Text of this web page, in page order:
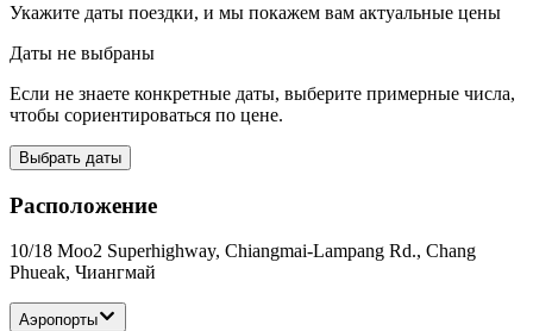
Укажите даты поездки, и мы покажем вам актуальные цены
Даты не выбраны
Если не знаете конкретные даты, выберите примерные числа,
чтобы сориентироваться по цене.
Выбрать даты
Расположение
10/18 Moo2 Superhighway, Chiangmai-Lampang Rd., Chang
Phueak, Чиангмай
Аэропорты